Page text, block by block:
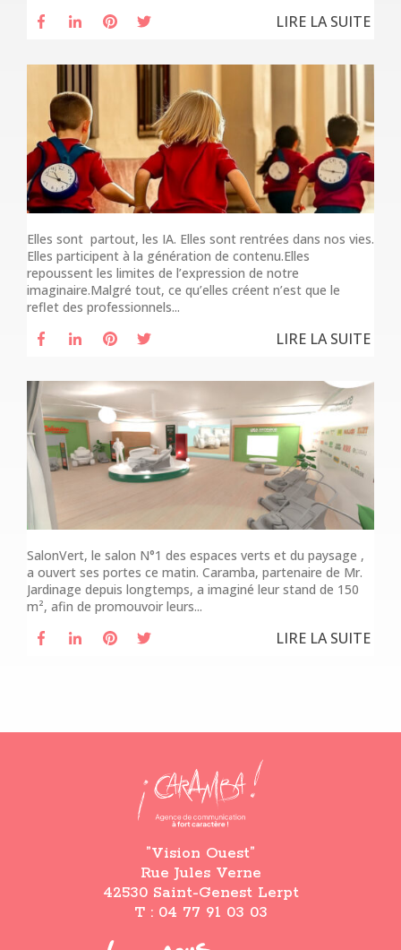
LIRE LA SUITE
Elles sont partout, les IA. Elles sont rentrées dans nos vies.
Elles participent à la génération de contenu.Elles
repoussent les limites de l’expression de notre
imaginaire.Malgré tout, ce qu’elles créent n’est que le
reflet des professionnels...
LIRE LA SUITE
SalonVert, le salon N°1 des espaces verts et du paysage ,
a ouvert ses portes ce matin. Caramba, partenaire de Mr.
Jardinage depuis longtemps, a imaginé leur stand de 150
m², afin de promouvoir leurs...
LIRE LA SUITE
”Vision Ouest”
Rue Jules Verne
42530 Saint-Genest Lerpt
T : 04 77 91 03 03